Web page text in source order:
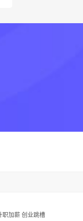
职加薪 创业跳槽